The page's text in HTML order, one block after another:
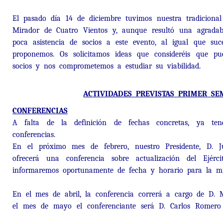
El pasado día 14 de diciembre tuvimos nuestra
Mirador de Cuatro Vientos y, aunque resultó una
poca asistencia de socios a este evento, al igual que
proponemos. Os solicitamos ideas que consideréis que
socios y nos comprometemos a estudiar su viabilidad.
ACTIVIDADES PREVISTAS PRIMER
CONFERENCIAS
A falta de la definición de fechas concretas, ya
conferencias.
En el próximo mes de febrero, nuestro Presidente, D.
ofrecerá una conferencia sobre actualización del
informaremos oportunamente de fecha y horario para la
En el mes de abril, la conferencia correrá a cargo de D.
el mes de mayo el conferenciante será D. Carlos